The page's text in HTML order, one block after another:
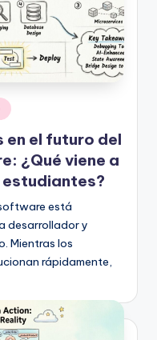
el futuro del
¿Qué viene a
está
desarrollador y
Mientras los
rápidamente,